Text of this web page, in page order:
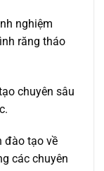
nghiệm
răng tháo
chuyên sâu
tạo về
các chuyên